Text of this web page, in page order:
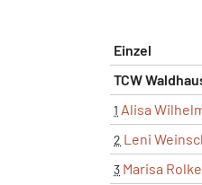
Einzel
TCW
1 Alisa
2 Leni
3 Marisa Rolke